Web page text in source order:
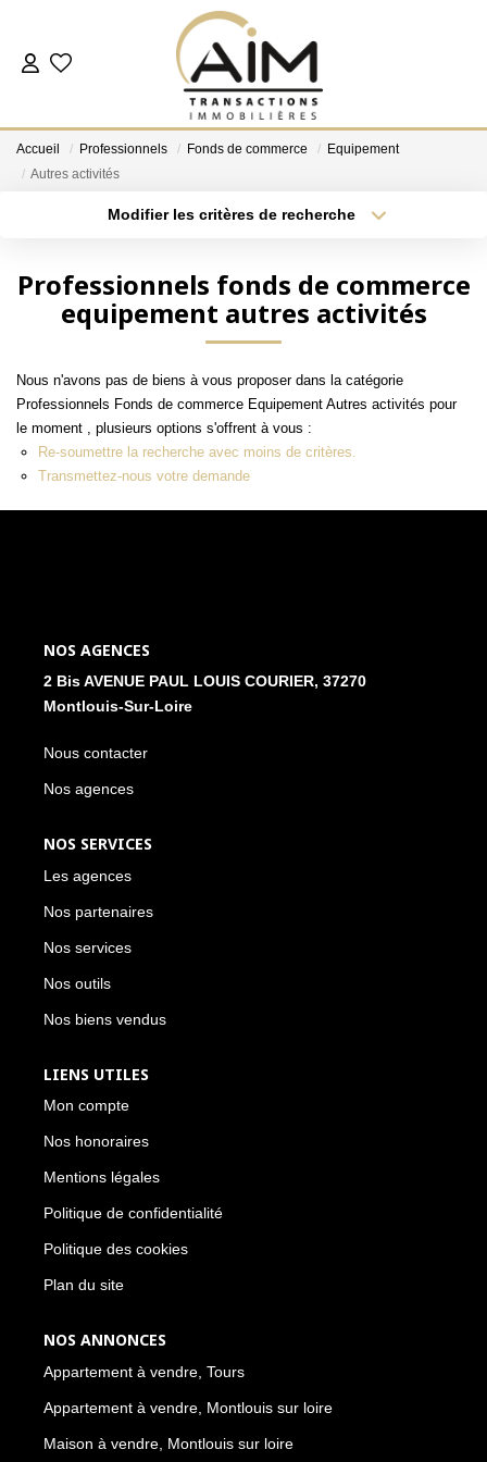
ACHETER
Les Agences
Notre Équipe
Nos Témoignages
Nos Partenaires
NOS ACTUALITÉS
Accueil Professionnels Fonds de commerce
Equipement
Autres activités
Modifier les critères de recherche
Budget max
Professionnels fonds de commerce
equipement autres activités
Nous n'avons pas de biens à vous proposer dans la catégorie
Professionnels Fonds de commerce Equipement Autres activités pour
le moment , plusieurs options s'offrent à vous :
Re-soumettre la recherche avec moins de critères.
Transmettez-nous votre demande
NOS AGENCES
2 Bis AVENUE PAUL LOUIS COURIER, 37270
Montlouis-Sur-Loire
Nous contacter
Nos agences
NOS SERVICES
Les agences
Nos partenaires
Nos services
Nos outils
Nos biens vendus
LIENS UTILES
Mon compte
Nos honoraires
Mentions légales
Politique de confidentialité
Politique des cookies
Plan du site
NOS ANNONCES
Appartement à vendre, Tours
Appartement à vendre, Montlouis sur loire
Maison à vendre, Montlouis sur loire